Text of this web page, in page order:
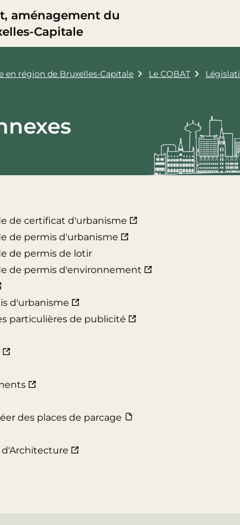
aménagement du
Capitale
en région de Bruxelles-Capitale Le COBAT
de certificat d'urbanisme
de permis d'urbanisme
de permis de lotir
de permis d'environnement
d'urbanisme
particulières de publicité
des places de parcage
d'Architecture